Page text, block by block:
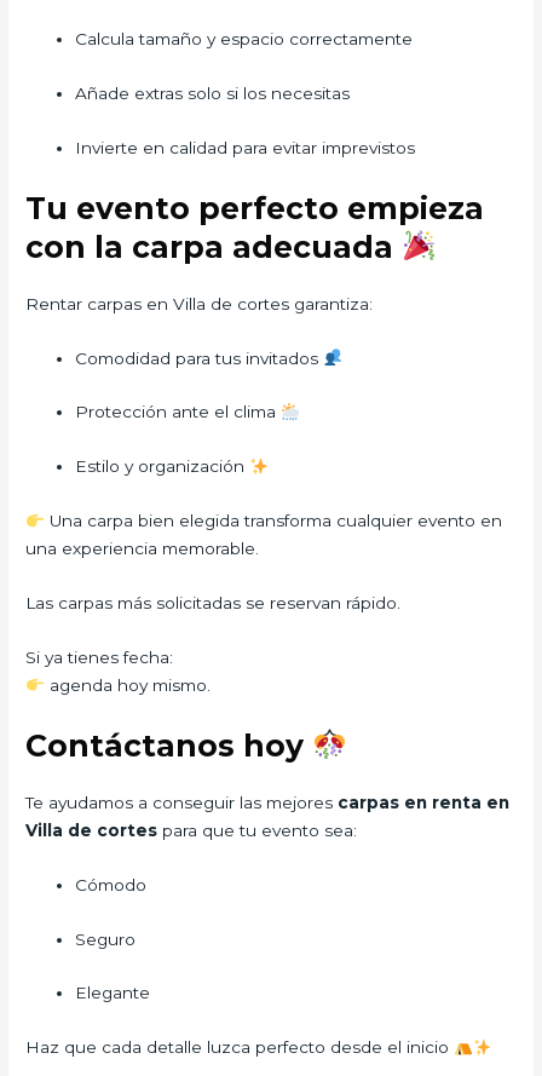
Calcula tamaño y espacio correctamente
Añade extras solo si los necesitas
Invierte en calidad para evitar imprevistos
Tu evento perfecto empieza
con la carpa adecuada
Rentar carpas en Villa de cortes garantiza:
Comodidad para tus invitados
Protección ante el clima
Estilo y organización
Una carpa bien elegida transforma cualquier evento en
una experiencia memorable.
Las carpas más solicitadas se reservan rápido.
Si ya tienes fecha:
agenda hoy mismo.
Contáctanos hoy
Te ayudamos a conseguir las mejores carpas en renta en
Villa de cortes para que tu evento sea:
Cómodo
Seguro
Elegante
Haz que cada detalle luzca perfecto desde el inicio